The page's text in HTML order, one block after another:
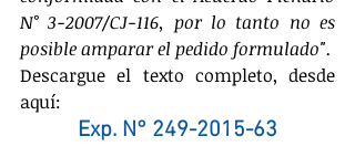
N° 3-2007/CJ-116, por lo tanto no es
posible amparar el pedido formulado".
Descargue el texto completo, desde
aquí:
Exp. N° 249-2015-63